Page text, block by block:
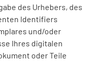
des Urhebers, des
Identifiers
und/oder
Ihres digitalen
oder Teile